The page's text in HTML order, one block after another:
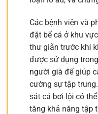
Các bệnh viện và
đặt bể cá ở khu
thư giãn trước khi
được sử dụng
người già để giúp
cường sự tập
sát cá bơi lội có
tăng khả năng tập